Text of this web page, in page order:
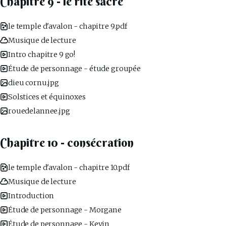
le temple d'avalon - chapitre 9.pdf
Musique de lecture
Intro chapitre 9 go!
Étude de personnage - étude groupée
dieu cornu.jpg
Solstices et équinoxes
rouedelannee.jpg
Chapitre 10 - consécration
le temple d'avalon - chapitre 10.pdf
Musique de lecture
Introduction
Étude de personnage - Morgane
Étude de personnage - Kevin